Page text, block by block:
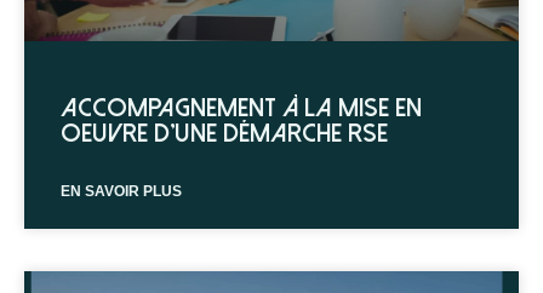
Accompagnement à la mise en
oeuvre d’une démarche RSE
EN SAVOIR PLUS